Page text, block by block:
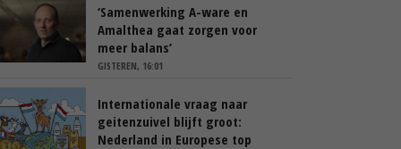
‘Samenwerking A-ware en
Amalthea gaat zorgen voor
meer balans’
GISTEREN, 16:01
Internationale vraag naar
geitenzuivel blijft groot:
Nederland in Europese top